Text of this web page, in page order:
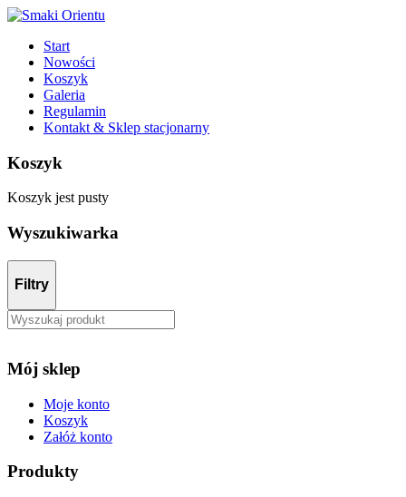
Start
Nowości
Koszyk
Galeria
Regulamin
Kontakt & Sklep stacjonarny
Koszyk
Koszyk jest pusty
Wyszukiwarka
Filtry
Mój sklep
Moje konto
Koszyk
Załóż konto
Produkty